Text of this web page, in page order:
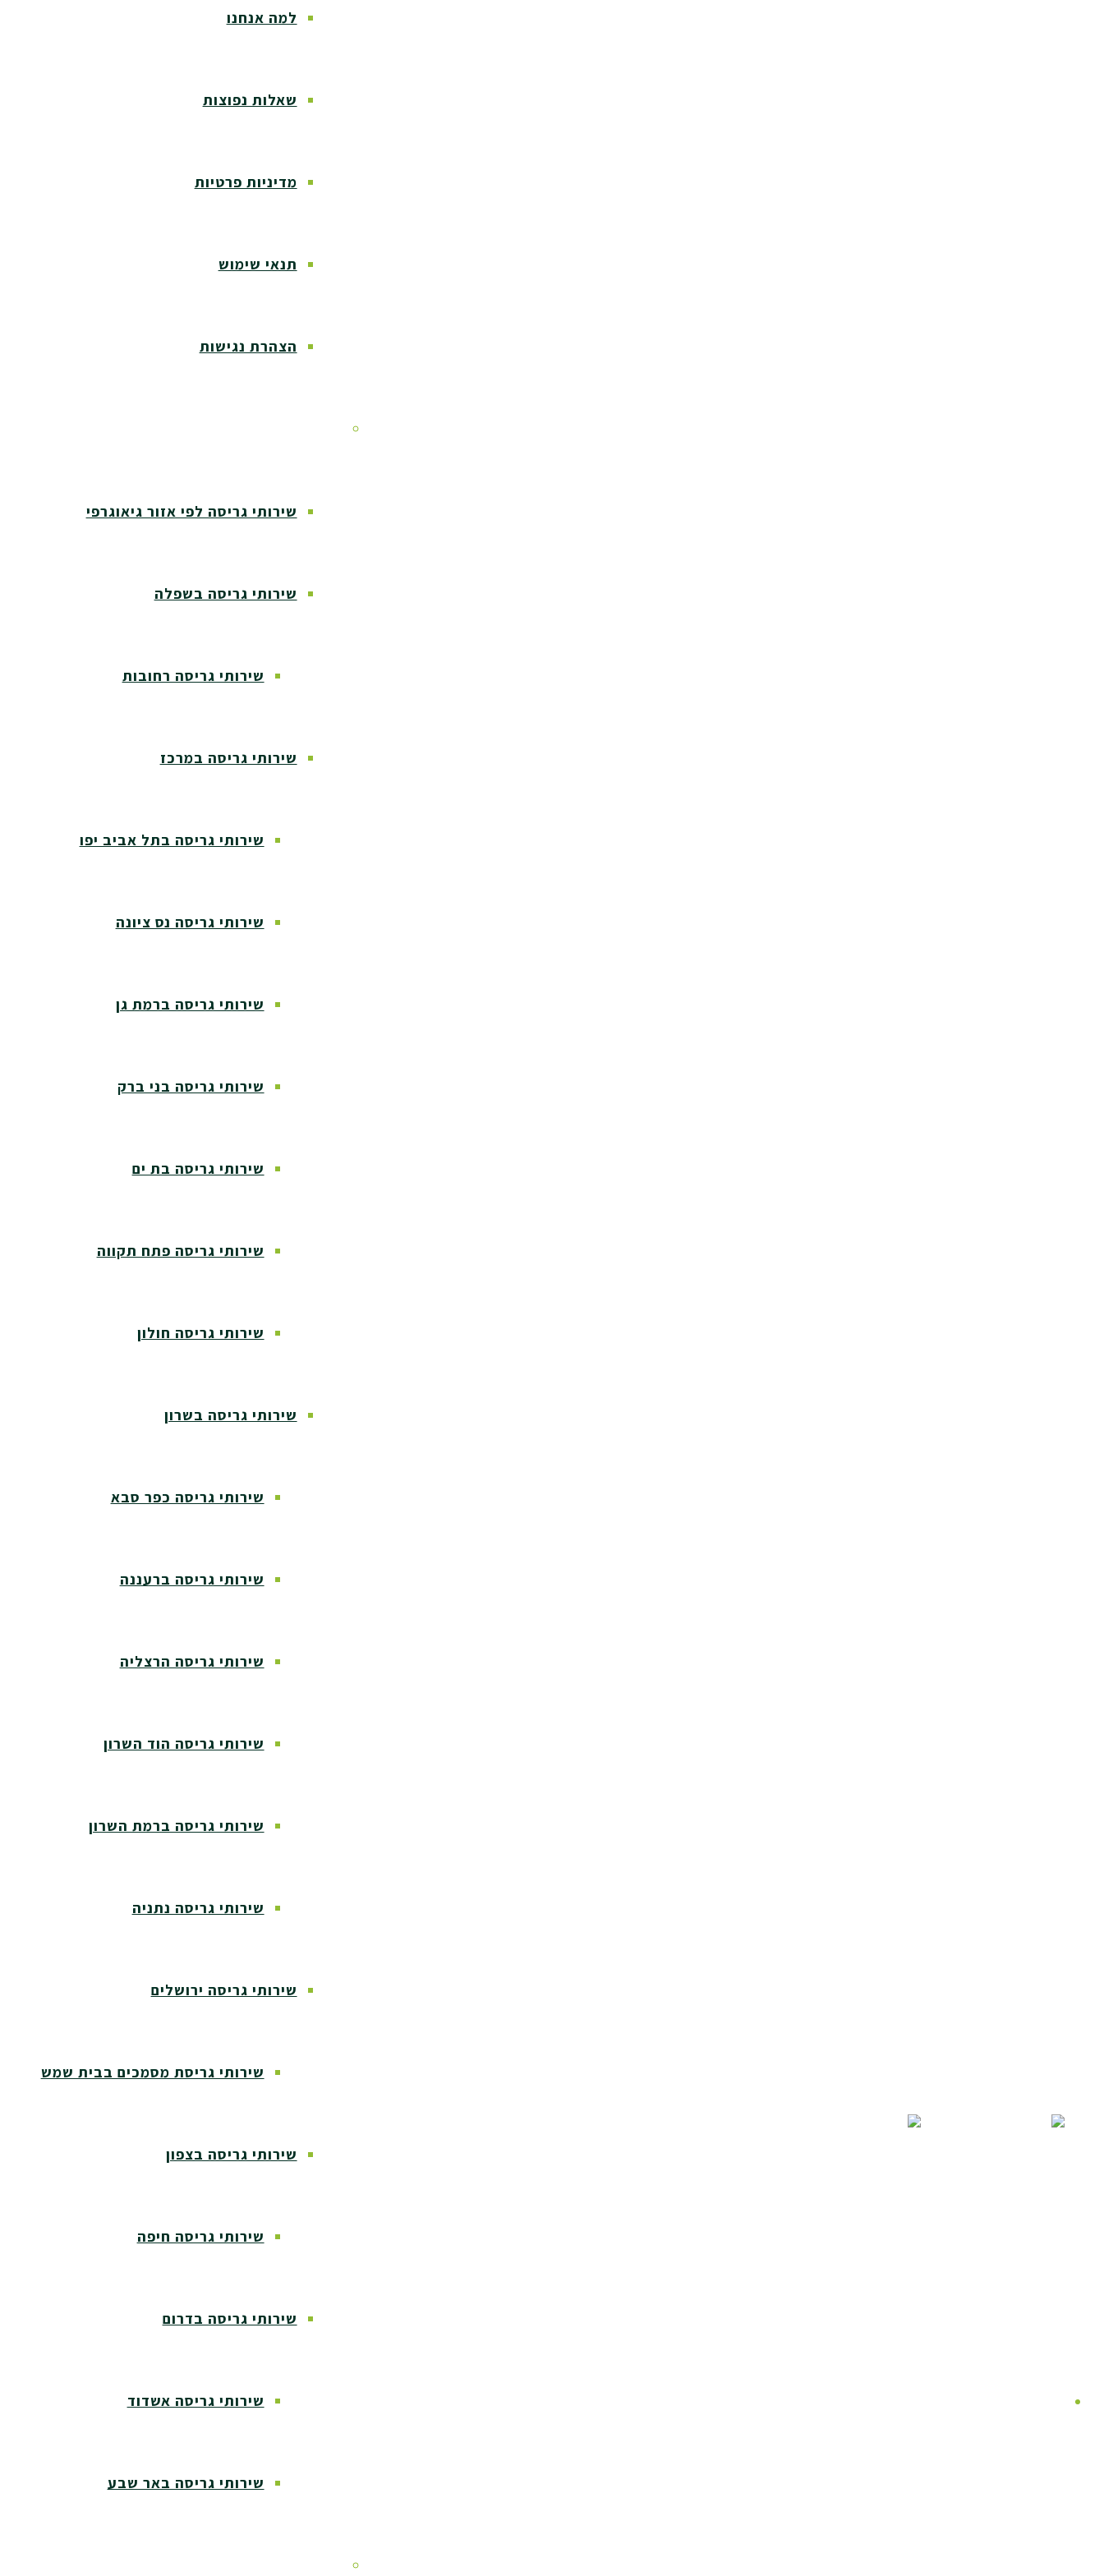
למה אנחנו
שאלות נפוצות
מדיניות פרטיות
תנאי שימוש
הצהרת נגישות
שירותי גריסה לפי אזור גיאוגרפי
שירותי גריסה בשפלה
שירותי גריסה רחובות
שירותי גריסה במרכז
שירותי גריסה בתל אביב יפו
שירותי גריסה נס ציונה
שירותי גריסה ברמת גן
שירותי גריסה בני ברק
שירותי גריסה בת ים
שירותי גריסה פתח תקווה
שירותי גריסה חולון
שירותי גריסה בשרון
שירותי גריסה כפר סבא
שירותי גריסה ברעננה
שירותי גריסה הרצליה
שירותי גריסה הוד השרון
שירותי גריסה ברמת השרון
שירותי גריסה נתניה
שירותי גריסה ירושלים
שירותי גריסת מסמכים בבית שמש
שירותי גריסה בצפון
שירותי גריסה חיפה
שירותי גריסה בדרום
שירותי גריסה אשדוד
שירותי גריסה באר שבע